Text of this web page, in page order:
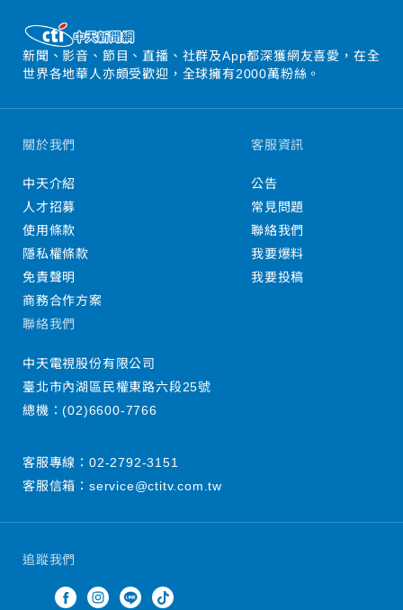
新聞、影音、節目、直播、社群及App都深獲網友喜愛，在全
世界各地華人亦頗受歡迎，全球擁有2000萬粉絲。
追蹤我們
關於我們
中天介紹
人才招募
使用條款
隱私權條款
免責聲明
商務合作方案
客服資訊
公告
常見問題
聯絡我們
我要爆料
我要投稿
聯絡我們
中天電視股份有限公司
臺北市內湖區民權東路六段25號
總機：(02)6600-7766
客服專線： 02-2792-3151
客服信箱： service@ctitv.com.tw